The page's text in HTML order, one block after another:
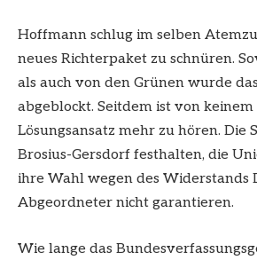
Hoffmann schlug im selben
neues Richterpaket zu schnüren.
als auch von den Grünen wurde
abgeblockt. Seitdem ist von
Lösungsansatz mehr zu hören. Die
Brosius-Gersdorf festhalten, die
ihre Wahl wegen des Widerstands
Abgeordneter nicht garantieren.
Wie lange das